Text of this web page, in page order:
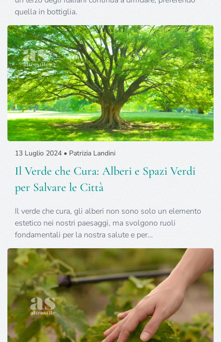
quella in bottiglia.
13 Luglio 2024 • Patrizia Landini
Il Verde che Cura: Alberi e Spazi Verdi
per Salvare le Città
Il verde che cura, gli alberi non sono solo un elemento
estetico nei nostri paesaggi, ma svolgono ruoli
fondamentali per la nostra salute e per…